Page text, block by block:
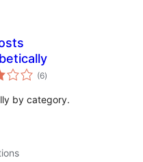
(6total
ratings
)
by category.